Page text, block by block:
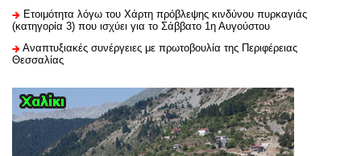
Ετοιμότητα λόγω του Χάρτη πρόβλεψης κινδύνου πυρκαγιάς
(κατηγορία 3) που ισχύει για το Σάββατο 1η Αυγούστου
Αναπτυξιακές συνέργειες με πρωτοβουλία της Περιφέρειας
Θεσσαλίας